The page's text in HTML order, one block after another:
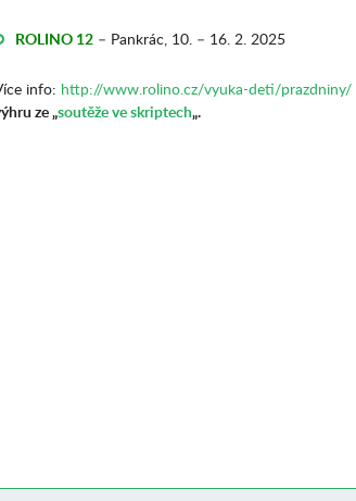
ROLINO 12 – Pankrác, 10. – 16. 2. 2025
info: http://www.rolino.cz/vyuka-deti/prazdniny/
ze „soutěže ve skriptech„.